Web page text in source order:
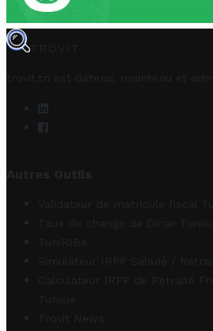
TROVIT
trovit.tn est détenu, maintenu et
Autres Outils
Validateur de matricule fiscal
Taux de change de Dinar
TuniRIBs
Simulateur IRPP Salarié /
Calculateur IRPP de Retraité
Tunisie
Trovit News